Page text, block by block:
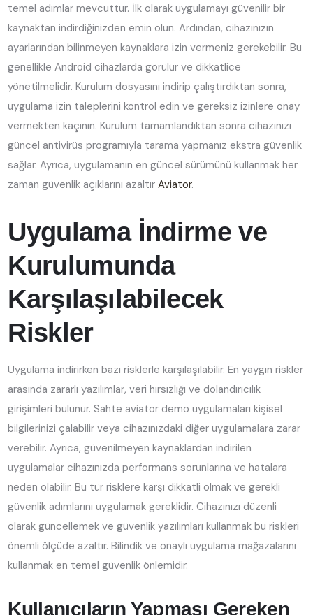
temel adımlar mevcuttur. İlk olarak uygulamayı güvenilir bir
kaynaktan indirdiğinizden emin olun. Ardından, cihazınızın
ayarlarından bilinmeyen kaynaklara izin vermeniz gerekebilir. Bu
genellikle Android cihazlarda görülür ve dikkatlice
yönetilmelidir. Kurulum dosyasını indirip çalıştırdıktan sonra,
uygulama izin taleplerini kontrol edin ve gereksiz izinlere onay
vermekten kaçının. Kurulum tamamlandıktan sonra cihazınızı
güncel antivirüs programıyla tarama yapmanız ekstra güvenlik
sağlar. Ayrıca, uygulamanın en güncel sürümünü kullanmak her
zaman güvenlik açıklarını azaltırAviator.
Uygulama İndirme ve
Kurulumunda
Karşılaşılabilecek
Riskler
Uygulama indirirken bazı risklerle karşılaşılabilir. En yaygın riskler
arasında zararlı yazılımlar, veri hırsızlığı ve dolandırıcılık
girişimleri bulunur. Sahte aviator demo uygulamaları kişisel
bilgilerinizi çalabilir veya cihazınızdaki diğer uygulamalara zarar
verebilir. Ayrıca, güvenilmeyen kaynaklardan indirilen
uygulamalar cihazınızda performans sorunlarına ve hatalara
neden olabilir. Bu tür risklere karşı dikkatli olmak ve gerekli
güvenlik adımlarını uygulamak gereklidir. Cihazınızı düzenli
olarak güncellemek ve güvenlik yazılımları kullanmak bu riskleri
önemli ölçüde azaltır. Bilindik ve onaylı uygulama mağazalarını
kullanmak en temel güvenlik önlemidir.
Kullanıcıların Yapması Gereken